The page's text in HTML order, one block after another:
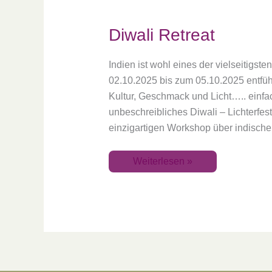
Diwali Retreat
Indien ist wohl eines der
02.10.2025 bis zum 05.10.2025
Kultur, Geschmack und Licht…..
unbeschreibliches Diwali –
einzigartigen Workshop über
Weiterlesen »